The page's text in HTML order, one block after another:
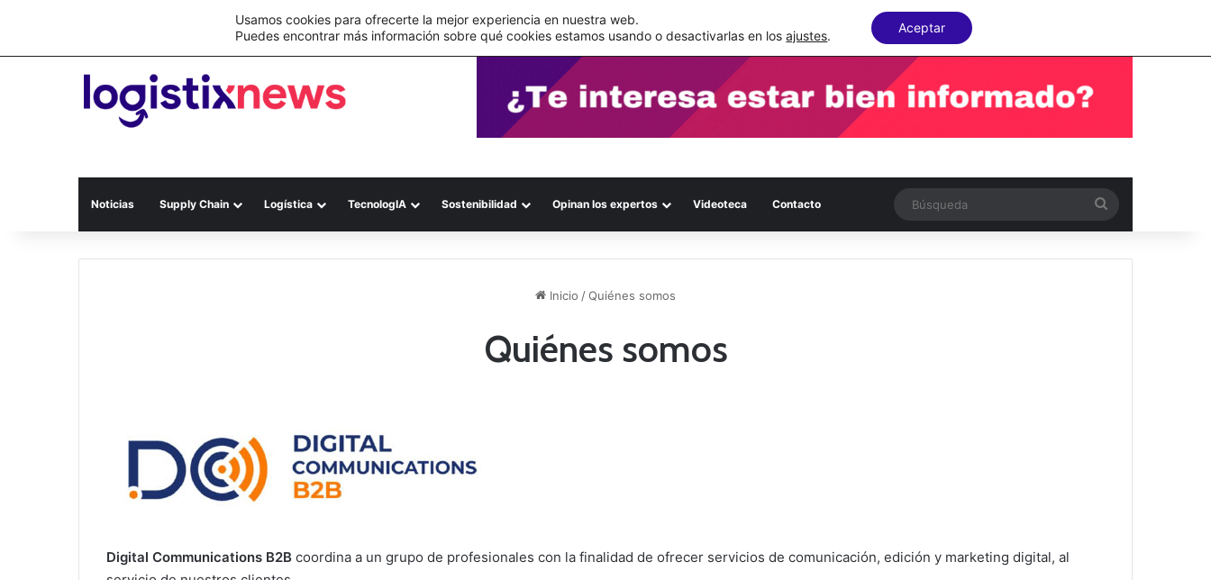
Nueva Ley Aduanera eleva el costo de los errores documentales
Noticias Supply Chain Logística TecnologIA Sostenibilidad Opinan los expertos Videoteca Contacto
Inicio /Quiénes somos
Quiénes somos
Digital Communications B2B coordina a un grupo de profesionales con la finalidad de ofrecer servicios de comunicación, edición y marketing digital, al
Usamos cookies para ofrecerte la mejor experiencia en nuestra web.
Puedes encontrar más información sobre qué cookies estamos usando o desactivarlas en losajustes.
Aceptar